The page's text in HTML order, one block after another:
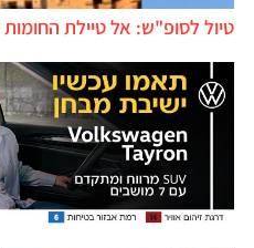
טיול לסופ"ש: אל טיילת